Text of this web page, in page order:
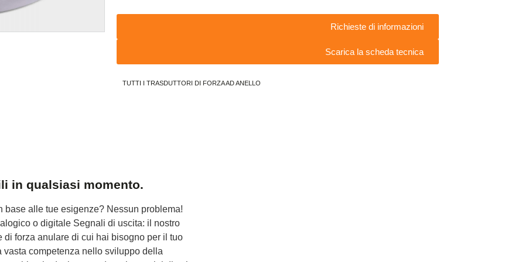
Richieste di informazioni
Scarica la scheda tecnica
TUTTI I TRASDUTTORI DI FORZA AD ANELLO
in qualsiasi momento.
alle tue esigenze? Nessun problema!
o digitale Segnali di uscita: il nostro
di forza anulare di cui hai bisogno per il tuo
vasta competenza nello sviluppo della